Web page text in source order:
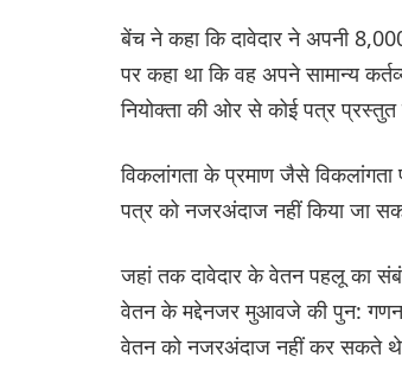
बेंच ने कहा कि दावेदार ने अपनी
पर कहा था कि वह अपने सामान्य
नियोक्ता की ओर से कोई पत्र प्रस्तुत
विकलांगता के प्रमाण जैसे विकलांगता
पत्र को नजरअंदाज नहीं किया जा
जहां तक दावेदार के वेतन पहलू का
वेतन के मद्देनजर मुआवजे की पुन: गणना
वेतन को नजरअंदाज नहीं कर सकते